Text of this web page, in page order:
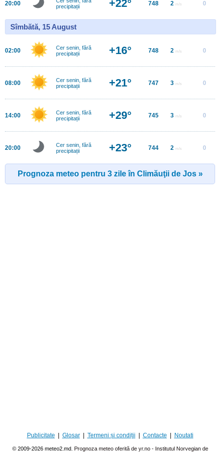
20:00
precipitații
+22° 748 2 m/s 0
Sîmbătă, 15 August
02:00
Cer senin, fără
precipitații
+16° 748 2 m/s 0
08:00
Cer senin, fără
precipitații
+21° 747 3 m/s 0
14:00
Cer senin, fără
precipitații
+29° 745 3 m/s 0
20:00
Cer senin, fără
precipitații
+23° 744 2 m/s 0
Prognoza meteo pentru 3 zile în Climăuţii de Jos »
Publicitate Glosar| Termeni și condiții Contacte Noutati
© 2009-2026 meteo2.md. Prognoza meteo oferită de yr.no - Institutul Norvegian de